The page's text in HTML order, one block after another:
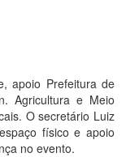
apoio Prefeitura de
Agricultura e Meio
O secretário Luiz
físico e apoio
no evento.